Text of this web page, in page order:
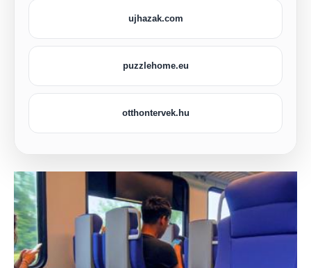
ujhazak.com
puzzlehome.eu
otthontervek.hu